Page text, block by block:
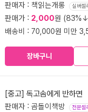
판매자 : 책읽는개롱 실버셀
판매가 : 2,000원
배송비 : 70,000원 미만
장바구니
[중고] 독고솜에게 반하면
판매자 : 곰돌이책방 전문셀